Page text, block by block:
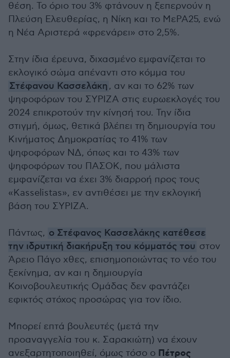
θέση. Το όριο του 3% φτάνουν η ξεπερνούν η
Πλεύση Ελευθερίας, η Νίκη και το ΜεΡΑ25, ενώ
η Νέα Αριστερά «φρενάρει» στο 2,5%.
Στην ίδια έρευνα, διχασμένο εμφανίζεται το
εκλογικό σώμα απέναντι στο κόμμα του
Στέφανου Κασσελάκη, αν και το 62% των
ψηφοφόρων του ΣΥΡΙΖΑ στις ευρωεκλογές του
2024 επικροτούν την κίνησή του. Την ίδια
στιγμή, όμως, θετικά βλέπει τη δημιουργία του
Κινήματος Δημοκρατίας το 41% των
ψηφοφόρων ΝΔ, όπως και το 43% των
ψηφοφόρων του ΠΑΣΟΚ, που μάλιστα
εμφανίζεται να έχει 3% διαρροή προς τους
«Kasselistas», εν αντιθέσει με την εκλογική
βάση του ΣΥΡΙΖΑ.
Πάντως, ο Στέφανος Κασσελάκης κατέθεσε
την ιδρυτική διακήρυξη του κόμματός του στον
Άρειο Πάγο χθες, επισημοποιώντας το νέο του
ξεκίνημα, αν και η δημιουργία
Κοινοβουλευτικής Ομάδας δεν φαντάζει
εφικτός στόχος προσώρας για τον ίδιο.
Μπορεί επτά βουλευτές (μετά την
προαναγγελία του κ. Σαρακιώτη) να έχουν
ανεξαρτητοποιηθεί, όμως τόσο ο Πέτρος